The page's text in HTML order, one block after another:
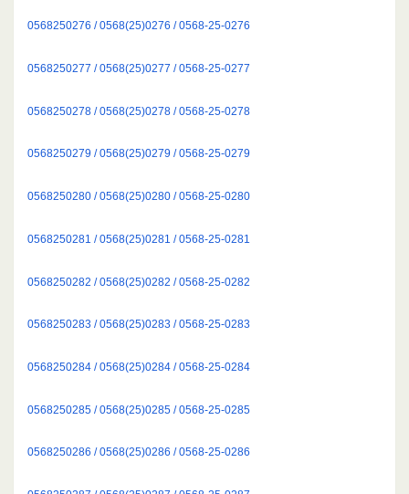
0568250276 / 0568(25)0276 / 0568-25-0276
0568250277 / 0568(25)0277 / 0568-25-0277
0568250278 / 0568(25)0278 / 0568-25-0278
0568250279 / 0568(25)0279 / 0568-25-0279
0568250280 / 0568(25)0280 / 0568-25-0280
0568250281 / 0568(25)0281 / 0568-25-0281
0568250282 / 0568(25)0282 / 0568-25-0282
0568250283 / 0568(25)0283 / 0568-25-0283
0568250284 / 0568(25)0284 / 0568-25-0284
0568250285 / 0568(25)0285 / 0568-25-0285
0568250286 / 0568(25)0286 / 0568-25-0286